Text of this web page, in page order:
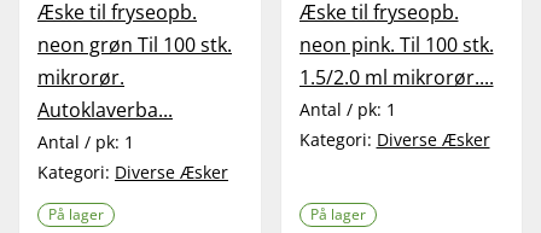
Æske til fryseopb.
neon grøn Til 100 stk.
mikrorør.
Autoklaverba...
Antal / pk: 1
Kategori: Diverse Æsker
På lager
Æske til fryseopb.
neon pink. Til 100 stk.
1.5/2.0 ml mikrorør....
Antal / pk: 1
Kategori: Diverse Æsker
På lager